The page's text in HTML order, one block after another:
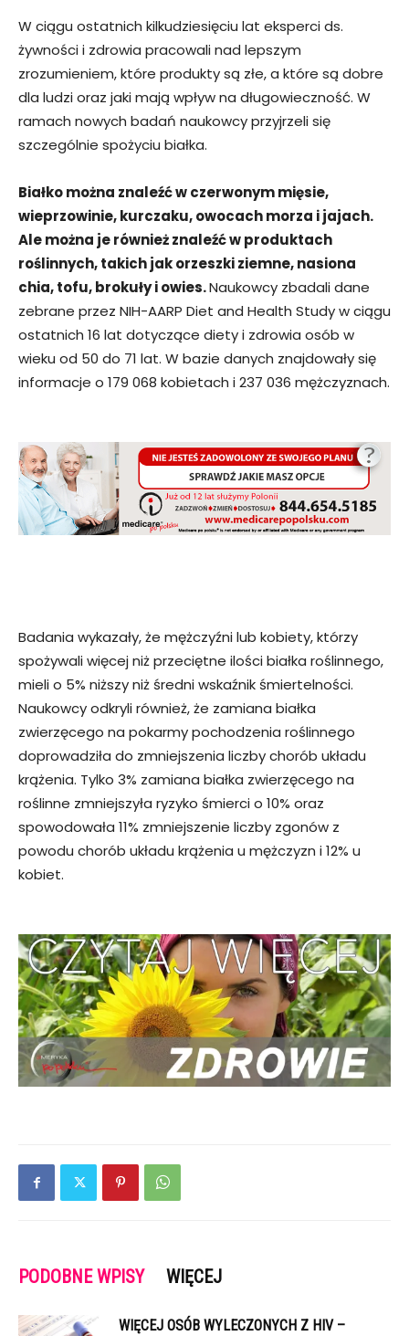
W ciągu ostatnich kilkudziesięciu lat eksperci ds.
żywności i zdrowia pracowali nad lepszym
zrozumieniem, które produkty są złe, a które są dobre
dla ludzi oraz jaki mają wpływ na długowieczność. W
ramach nowych badań naukowcy przyjrzeli się
szczególnie spożyciu białka.
Białko można znaleźć w czerwonym mięsie,
wieprzowinie, kurczaku, owocach morza i jajach.
Ale można je również znaleźć w produktach
roślinnych, takich jak orzeszki ziemne, nasiona
chia, tofu, brokuły i owies.Naukowcy zbadali dane
zebrane przez NIH-AARP Diet and Health Study w ciągu
ostatnich 16 lat dotyczące diety i zdrowia osób w
wieku od 50 do 71 lat. W bazie danych znajdowały się
informacje o 179 068 kobietach i 237 036 mężczyznach.
Badania wykazały, że mężczyźni lub kobiety, którzy
spożywali więcej niż przeciętne ilości białka roślinnego,
mieli o 5% niższy niż średni wskaźnik śmiertelności.
Naukowcy odkryli również, że zamiana białka
zwierzęcego na pokarmy pochodzenia roślinnego
doprowadziła do zmniejszenia liczby chorób układu
krążenia. Tylko 3% zamiana białka zwierzęcego na
roślinne zmniejszyła ryzyko śmierci o 10% oraz
spowodowała 11% zmniejszenie liczby zgonów z
powodu chorób układu krążenia u mężczyzn i 12% u
kobiet.
PODOBNE WPISY WIĘCEJ
WIĘCEJ OSÓB WYLECZONYCH Z HIV –